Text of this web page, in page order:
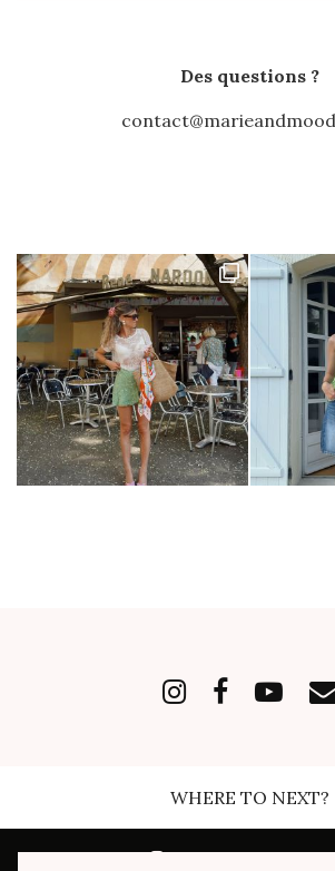
Des questions ?
WHERE TO NEXT?
INSTAGRAM|